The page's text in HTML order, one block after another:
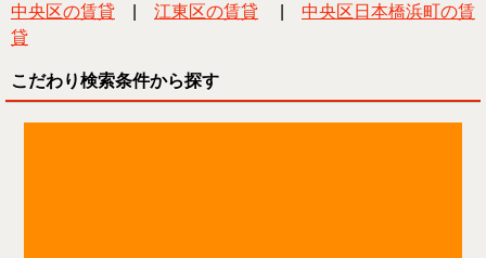
中央区の賃貸 江東区の賃貸
中央区日本橋浜町の賃
貸
こだわり検索条件から探す